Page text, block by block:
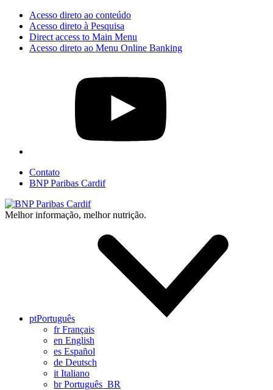
Acesso direto ao conteúdo
Acesso direto à Pesquisa
Direct access to Main Menu
Acesso direto ao Menu Online Banking
Contato
BNP Paribas Cardif
Melhor informação, melhor nutrição.
ptPortuguês
frFrançais
en English
es Español
de Deutsch
it Italiano
brPortuguês_BR